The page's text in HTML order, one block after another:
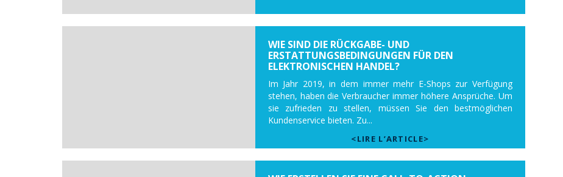
WIE SIND DIE RÜCKGABE- UND
ERSTATTUNGSBEDINGUNGEN FÜR DEN
ELEKTRONISCHEN HANDEL?
Im Jahr 2019, in dem immer mehr E-Shops zur Verfügung
stehen, haben die Verbraucher immer höhere Ansprüche. Um
sie zufrieden zu stellen, müssen Sie den bestmöglichen
Kundenservice bieten. Zu...
<LIRE L’ARTICLE>